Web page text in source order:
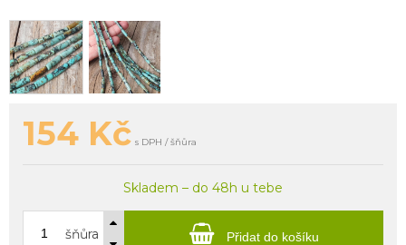
154 Kč s DPH / šňůra
Skladem – do 48h u tebe
šňůra Přidat do košíku